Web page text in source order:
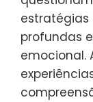
estratégias
profundas
emocional.